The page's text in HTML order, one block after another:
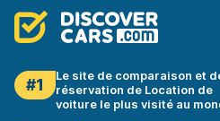
#1
Le site de comparaison et
réservation de Location de
voiture le plus visité au